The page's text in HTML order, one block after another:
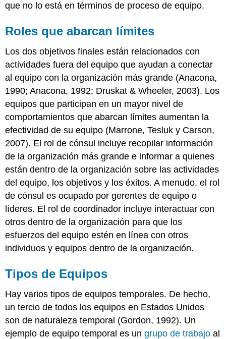
que no lo está en términos de proceso de equipo.
Roles que abarcan límites
Los dos objetivos finales están relacionados con
actividades fuera del equipo que ayudan a conectar
al equipo con la organización más grande (Anacona,
1990; Anacona, 1992; Druskat & Wheeler, 2003). Los
equipos que participan en un mayor nivel de
comportamientos que abarcan límites aumentan la
efectividad de su equipo (Marrone, Tesluk y Carson,
2007). El rol de cónsul incluye recopilar información
de la organización más grande e informar a quienes
están dentro de la organización sobre las actividades
del equipo, los objetivos y los éxitos. A menudo, el rol
de cónsul es ocupado por gerentes de equipo o
líderes. El rol de coordinador incluye interactuar con
otros dentro de la organización para que los
esfuerzos del equipo estén en línea con otros
individuos y equipos dentro de la organización.
Tipos de Equipos
Hay varios tipos de equipos temporales. De hecho,
un tercio de todos los equipos en Estados Unidos
son de naturaleza temporal (Gordon, 1992). Un
ejemplo de equipo temporal es ungrupo de trabajo al